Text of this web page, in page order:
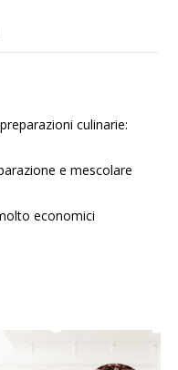
culinarie:
e mescolare
economici